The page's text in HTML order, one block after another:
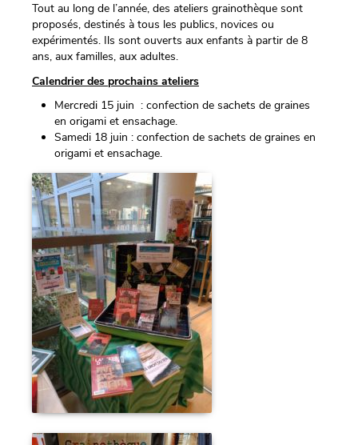
Tout au long de l’année, des ateliers grainothèque sont
proposés, destinés à tous les publics, novices ou
expérimentés. Ils sont ouverts aux enfants à partir de 8
ans, aux familles, aux adultes.
Calendrier des prochains ateliers
Mercredi 15 juin : confection de sachets de graines
en origami et ensachage.
Samedi 18 juin : confection de sachets de graines en
origami et ensachage.